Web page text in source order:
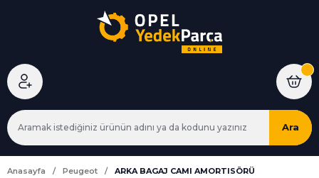
Ara
Anasayfa Peugeot ARKA BAGAJ CAMI AMORTISÖRÜ